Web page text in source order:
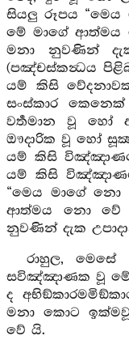
සියලු රූපය
මේ මාගේ
මනා නුවණින්
(පඤ්චස්කන්‍ධය
යම් කිසි
සංස්කාර
වර්‍තමාන වූ හෝ
ඖදාරික වූ හෝ
යම් කිසි
යම් කිසි
“මෙය මාගේ
ආත්මය නො වේ
නුවණින් දැක
රාහුල,
සවිඤ්ඤාණක වූ
ද
මනා කොට
වේ යි.